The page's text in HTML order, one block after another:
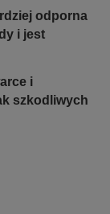
odporna
i jest
i
szkodliwych